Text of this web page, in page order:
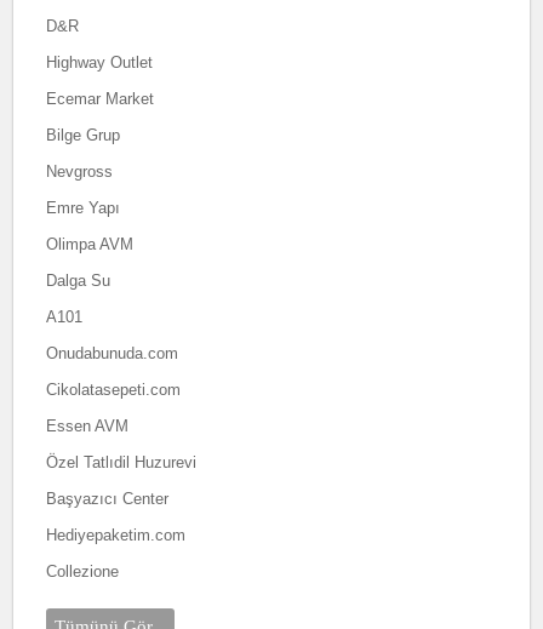
D&R
Highway Outlet
Ecemar Market
Bilge Grup
Nevgross
Emre Yapı
Olimpa AVM
Dalga Su
A101
Onudabunuda.com
Cikolatasepeti.com
Essen AVM
Özel Tatlıdil Huzurevi
Başyazıcı Center
Hediyepaketim.com
Collezione